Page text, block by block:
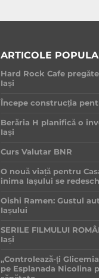
ARTICOLE
Hard Rock Cafe
Iași
Începe construcția
Berăria H planifică o
Iași
Curs Valutar BNR
O nouă viață pentru
inima Iașului se
Oishi Ramen: Gustul
Iașului
SERILE FILMULUI
Iași
„Controlează-ți
pe Esplanada Nicolina